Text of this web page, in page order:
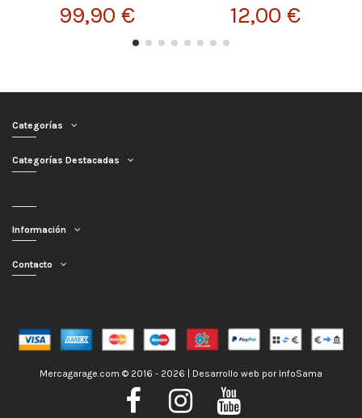
99,90 € 12,00 €
Categorías
Categorías Destacadas
Información
Contacto
Mercagarage.com © 2016 - 2026 | Desarrollo web por InfoSama